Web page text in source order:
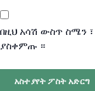
በዚህ አሳሽ ውስጥ ስሜን
ያስቀምጡ ።